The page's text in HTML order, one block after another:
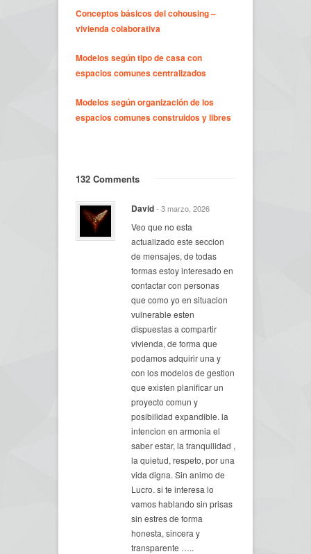
Conceptos básicos del cohousing –
vivienda colaborativa
Modelos según tipo de casa con
espacios comunes centralizados
Modelos según organización de los
espacios comunes construidos y libres
132 Comments
David- 3 marzo, 2026
Veo que no esta
actualizado este seccion
de mensajes, de todas
formas estoy interesado en
contactar con personas
que como yo en situacion
vulnerable esten
dispuestas a compartir
vivienda, de forma que
podamos adquirir una y
con los modelos de gestion
que existen planificar un
proyecto comun y
posibilidad expandible. la
intencion en armonia el
saber estar, la tranquilidad ,
la quietud, respeto, por una
vida digna. Sin animo de
Lucro. si te interesa lo
vamos hablando sin prisas
sin estres de forma
honesta, sincera y
transparente …..